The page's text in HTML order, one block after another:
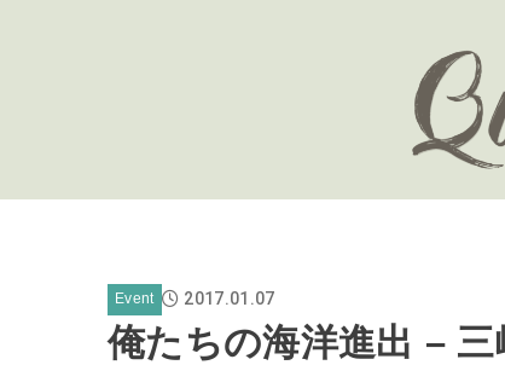
Event 2017.01.07
俺たちの海洋進出 –